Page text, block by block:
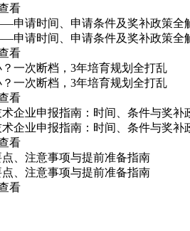
看
申请时间、申请条件及奖补政策全
申请时间、申请条件及奖补政策全
看
一次断档，3年培育规划全打乱
一次断档，3年培育规划全打乱
看
企业申报指南：时间、条件与奖补
企业申报指南：时间、条件与奖补
看
、注意事项与提前准备指南
、注意事项与提前准备指南
看